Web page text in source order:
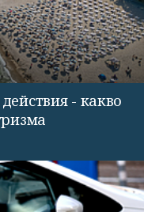
- какво